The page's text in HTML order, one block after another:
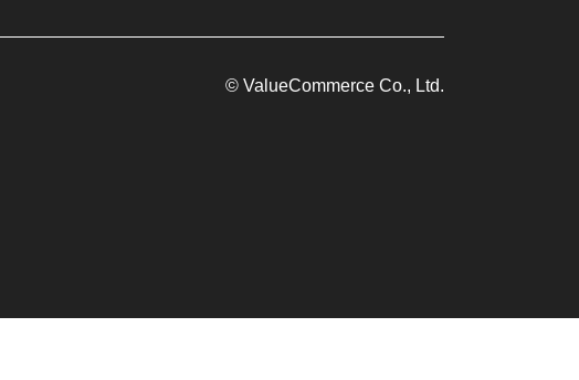
© ValueCommerce Co., Ltd.